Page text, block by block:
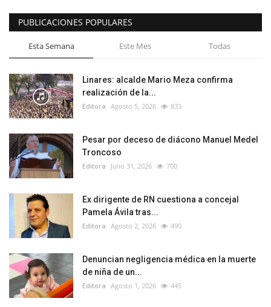
PUBLICACIONES POPULARES
Esta Semana Este Mes Todas
Linares: alcalde Mario Meza confirma
realización de la...
Editora Agosto 5, 2026 833
Pesar por deceso de diácono Manuel Medel
Troncoso
Editora Julio 31, 2026 700
Ex dirigente de RN cuestiona a concejal
Pamela Ávila tras...
Editora Agosto 2, 2026 490
Denuncian negligencia médica en la muerte
de niña de un...
Editora Agosto 1, 2026 445